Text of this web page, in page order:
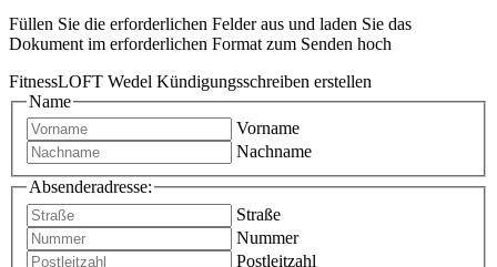
Füllen Sie die erforderlichen Felder aus und laden Sie das
Dokument im erforderlichen Format zum Senden hoch
FitnessLOFT Wedel Kündigungsschreiben erstellen
Name
Vorname
Nachname
Absenderadresse:
Straße
Nummer
Postleitzahl